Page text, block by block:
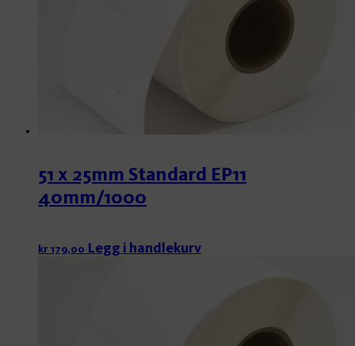
51 x 25mm Standard EP11
40mm/1000
kr179,00 Legg i handlekurv